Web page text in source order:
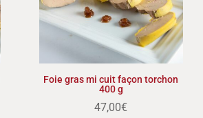
Foie gras mi cuit façon torchon
400 g
47,00€